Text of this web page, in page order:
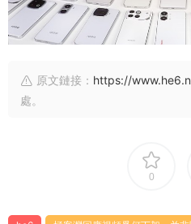
原文鏈接： https://
處。
0